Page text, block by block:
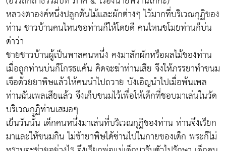
หลวงตาองค์หนึ่งปลูกต้นไม้และผักต่างๆ ไว้มากที่บริเวณกุฏิของ
ท่าน ชาวบ้านคนไหนขอท่านก็ให้โดยดี คนไหนขโมยท่านก็บ่น
ด่าว่า
ชายชาวบ้านผู้เป็นพาลคนหนึ่ง คงมาลักผักหรือผลไม้ของท่าน
เมื่อถูกท่านบ่นก็โกรธแค้น คิดจะฆ่าท่านเสีย จึงให้ภรรยาทำขนม
เจือด้วยยาพิษแล้วให้คนนำไปถวาย บังเอิญนำไปเมื่อพ้นเพล
ท่านฉันเพลเสียแล้ว จึงเก็บขนมไว้เพื่อให้เด็กที่ชอบมาเล่นในวัด
บริเวณกุฏิท่านเสมอๆ
เย็นวันนั้น เด็กคนหนึ่งมาเล่นที่บริเวณกุฏิของท่าน ท่านจึงเรียก
มาและให้ขนมกิน ไม่ช้ายาพิษได้ซ่านไปในกายของเด็ก พระก็ไม่